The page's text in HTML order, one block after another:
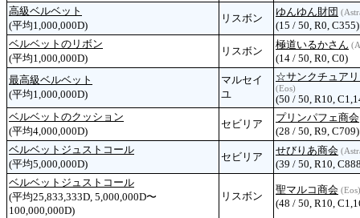
高級ベルベット
(平均1,000,000D)
リスボン
ゆんゆん財団
(15 / 50, R0, C355)
ベルベットのリボン
(平均1,000,000D)
リスボン
極道いるかさん
(14 / 50, R0, C0)
最高級ベルベット
(平均1,000,000D)
マルセイ
ユ
☆サンクチュア
(Eos)
(50 / 50, R10,
ベルベットのクッション
(平均4,000,000D)
セビリア
プリンパフェ商会
(28 / 50, R9, C709)
ベルベットジュストコール
(平均5,000,000D)
セビリア
せびりあ商会
(39 / 50, R10,
ベルベットジュストコール
(平均25,833,333D, 5,000,000D〜
100,000,000D)
リスボン
聖マルコ商会 (Eos)
(48 / 50, R10,